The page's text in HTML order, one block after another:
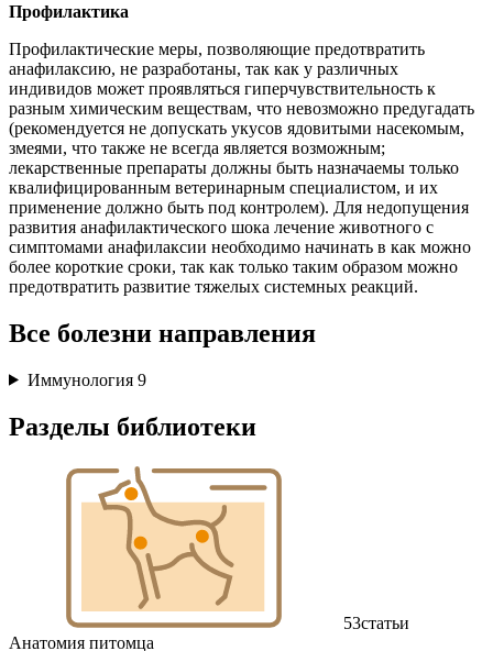
Профилактика
Профилактические меры, позволяющие предотвратить
анафилаксию, не разработаны, так как у различных
индивидов может проявляться гиперчувствительность к
разным химическим веществам, что невозможно предугадать
(рекомендуется не допускать укусов ядовитыми насекомым,
змеями, что также не всегда является возможным;
лекарственные препараты должны быть назначаемы только
квалифицированным ветеринарным специалистом, и их
применение должно быть под контролем). Для недопущения
развития анафилактического шока лечение животного с
симптомами анафилаксии необходимо начинать в как можно
более короткие сроки, так как только таким образом можно
предотвратить развитие тяжелых системных реакций.
Все болезни направления
Иммунология 9
Разделы библиотеки
53статьи
Анатомия питомца